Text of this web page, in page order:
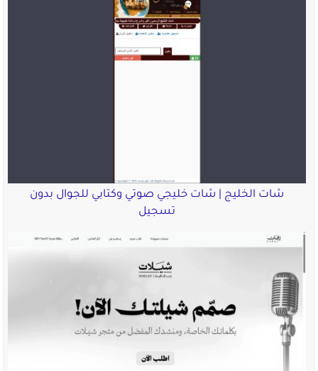
شات الخليج | شات خليجي صوتي وكتابي للجوال بدون
تسجيل